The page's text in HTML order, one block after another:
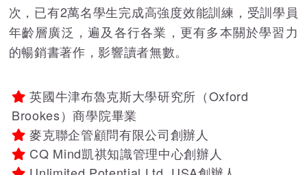
次，已有2萬名學生完成高強度效能訓練，受訓學員
年齡層廣泛，遍及各行各業，更有多本關於學習力
的暢銷書著作，影響讀者無數。
英國牛津布魯克斯大學研究所（Oxford
Brookes）商學院畢業
麥克聯企管顧問有限公司創辦人
CQ Mind凱祺知識管理中心創辦人